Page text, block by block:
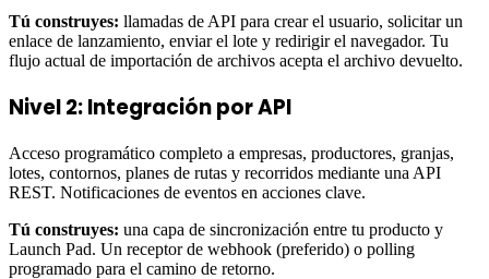
Tú construyes: llamadas de API para crear el usuario, solicitar un
enlace de lanzamiento, enviar el lote y redirigir el navegador. Tu
flujo actual de importación de archivos acepta el archivo devuelto.
Nivel 2: Integración por API
Acceso programático completo a empresas, productores, granjas,
lotes, contornos, planes de rutas y recorridos mediante una API
REST. Notificaciones de eventos en acciones clave.
Tú construyes: una capa de sincronización entre tu producto y
Launch Pad. Un receptor de webhook (preferido) o polling
programado para el camino de retorno.